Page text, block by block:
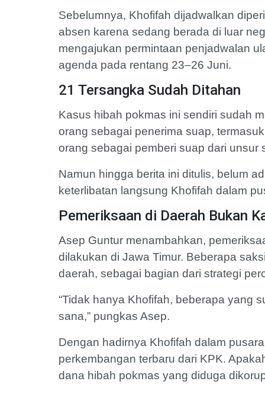
Sebelumnya, Khofifah dijadwalkan
absen karena sedang berada di luar
mengajukan permintaan penjadwalan
agenda pada rentang 23–26 Juni.
21 Tersangka Sudah Ditahan
Kasus hibah pokmas ini sendiri sudah
orang sebagai penerima suap,
orang sebagai pemberi suap dari unsur
Namun hingga berita ini ditulis, belum
keterlibatan langsung Khofifah dalam
Pemeriksaan di Daerah Bukan
Asep Guntur menambahkan,
dilakukan di Jawa Timur. Beberapa
daerah, sebagai bagian dari strategi
“Tidak hanya Khofifah, beberapa yang
sana,” pungkas Asep.
Dengan hadirnya Khofifah dalam
perkembangan terbaru dari KPK.
dana hibah pokmas yang diduga